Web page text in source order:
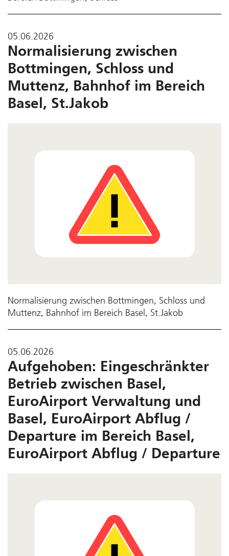
05.06.2026
Normalisierung zwischen
Bottmingen, Schloss und
Muttenz, Bahnhof im Bereich
Basel, St.Jakob
Normalisierung zwischen Bottmingen, Schloss und
Muttenz, Bahnhof im Bereich Basel, St.Jakob
05.06.2026
Aufgehoben: Eingeschränkter
Betrieb zwischen Basel,
EuroAirport Verwaltung und
Basel, EuroAirport Abflug /
Departure im Bereich Basel,
EuroAirport Abflug / Departure